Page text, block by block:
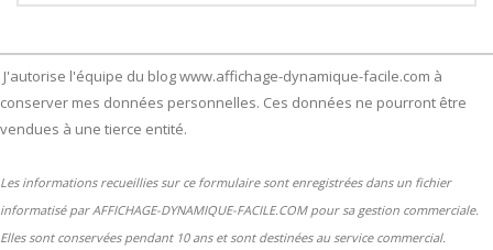
J'autorise l'équipe du blog www.affichage-dynamique-facile.com à
conserver mes données personnelles. Ces données ne pourront être
vendues à une tierce entité.
Les informations recueillies sur ce formulaire sont enregistrées dans un fichier
informatisé par AFFICHAGE-DYNAMIQUE-FACILE.COM pour sa gestion commerciale.
Elles sont conservées pendant 10 ans et sont destinées au service commercial.